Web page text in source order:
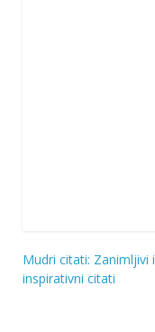
Navigacija
Mudri citati: Zanimljivi i
inspirativni citati